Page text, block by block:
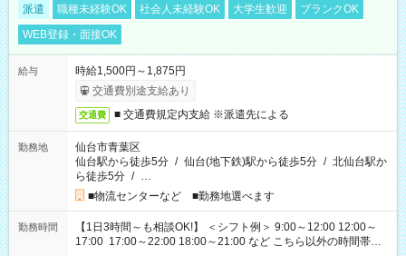
派遣 職種未経験OK 社会人未経験OK 大学生歓迎
ブランクOK
WEB登録・面接OK
給与
時給1,500円～1,875円
交通費別途支給あり
交通費 ■ 交通費規定内支給 ※派遣先による
勤務地
仙台市青葉区
仙台駅から徒歩5分 / 仙台(地下鉄)駅から徒歩5分 / 北仙台駅か
ら徒歩5分 / …
■物流センターなど ■勤務地選べます
勤務時間
【1日3時間～も相談OK!】 ＜シフト例＞ 9:00～12:00 12:00～
17:00 17:00～22:00 18:00～21:00 など こちら以外の時間帯も